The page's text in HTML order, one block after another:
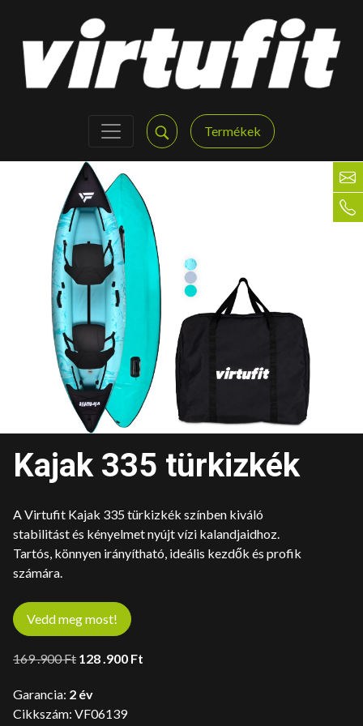
Termékek
Kajak 335 türkizkék
A Virtufit Kajak 335 türkizkék színben kiváló
stabilitást és kényelmet nyújt vízi kalandjaidhoz.
Tartós, könnyen irányítható, ideális kezdők és profik
számára.
Vedd meg most!
169 .900Ft Original
was:
169
128 .900 Ft
Garancia: 2 év
Cikkszám: VF06139